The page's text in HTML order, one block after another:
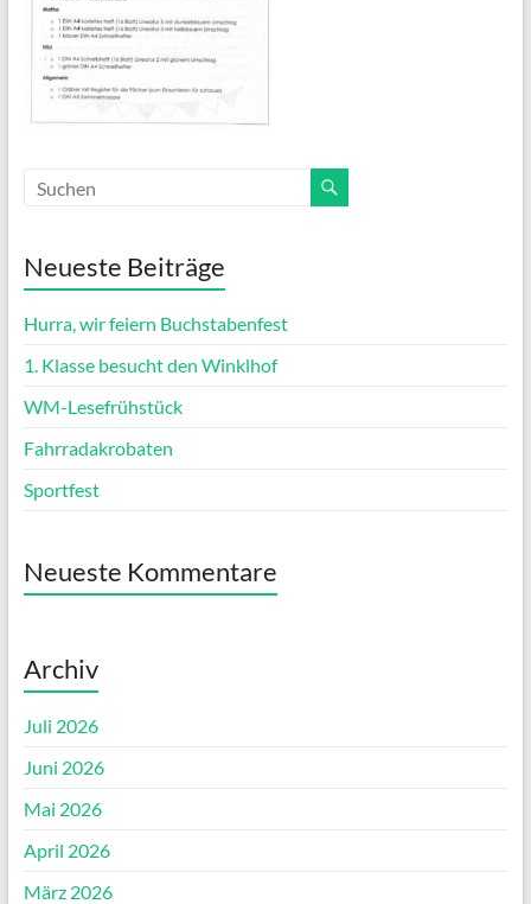
Neueste Beiträge
Hurra, wir feiern Buchstabenfest
1. Klasse besucht den Winklhof
WM-Lesefrühstück
Fahrradakrobaten
Sportfest
Neueste Kommentare
Archiv
Juli 2026
Juni 2026
Mai 2026
April 2026
März 2026